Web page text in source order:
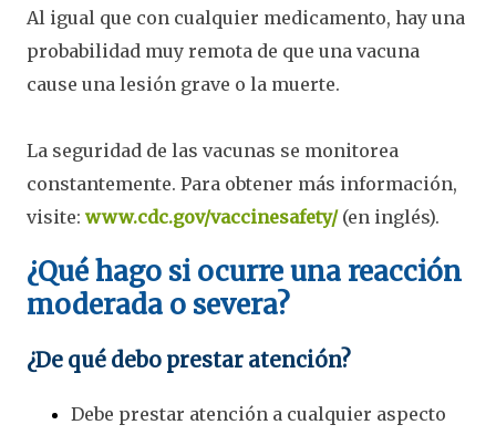
Al igual que con cualquier medicamento, hay una
probabilidad muy remota de que una vacuna
cause una lesión grave o la muerte.
La seguridad de las vacunas se monitorea
constantemente. Para obtener más información,
visite: www.cdc.gov/vaccinesafety/(en inglés).
¿Qué hago si ocurre una reacción
moderada o severa?
¿De qué debo prestar atención?
Debe prestar atención a cualquier aspecto